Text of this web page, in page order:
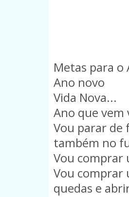
Metas para o
Ano novo
Vida Nova...
Ano que vem
Vou parar de
também no
Vou comprar
Vou comprar
quedas e